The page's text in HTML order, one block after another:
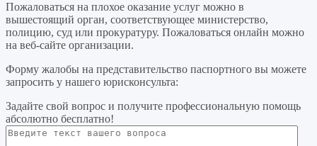
Пожаловаться на плохое оказание услуг можно в
вышестоящий орган, соответствующее министерство,
полицию, суд или прокуратуру. Пожаловаться онлайн можно
на веб-сайте организации.
Форму жалобы на представительство паспортного вы можете
запросить у нашего юрисконсульта:
Задайте свой вопрос и получите профессиональную помощь
абсолютно бесплатно!